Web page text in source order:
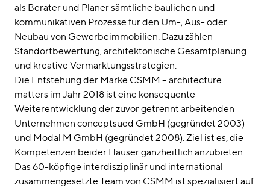
als Berater und Planer sämtliche baulichen und
kommunikativen Prozesse für den Um-, Aus- oder
Neubau von Gewerbeimmobilien. Dazu zählen
Standortbewertung, architektonische Gesamtplanung
und kreative Vermarktungsstrategien.
Die Entstehung der Marke CSMM – architecture
matters im Jahr 2018 ist eine konsequente
Weiterentwicklung der zuvor getrennt arbeitenden
Unternehmen conceptsued GmbH (gegründet 2003)
und Modal M GmbH (gegründet 2008). Ziel ist es, die
Kompetenzen beider Häuser ganzheitlich anzubieten.
Das 60-köpfige interdisziplinär und international
zusammengesetzte Team von CSMM ist spezialisiert auf